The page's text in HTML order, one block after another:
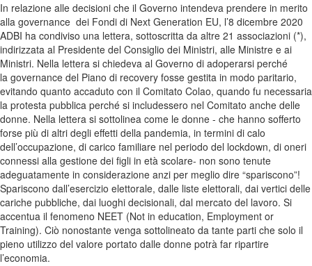
In relazione alle decisioni che il Governo intendeva prendere in merito
alla governance dei Fondi di Next Generation EU, l’8 dicembre 2020
ADBI ha condiviso una lettera, sottoscritta da altre 21 associazioni (*),
indirizzata al Presidente del Consiglio dei Ministri, alle Ministre e ai
Ministri. Nella lettera si chiedeva al Governo di adoperarsi perché
la governance del Piano di recovery fosse gestita in modo paritario,
evitando quanto accaduto con il Comitato Colao, quando fu necessaria
la protesta pubblica perché si includessero nel Comitato anche delle
donne. Nella lettera si sottolinea come le donne - che hanno sofferto
forse più di altri degli effetti della pandemia, in termini di calo
dell’occupazione, di carico familiare nel periodo del lockdown, di oneri
connessi alla gestione dei figli in età scolare- non sono tenute
adeguatamente in considerazione anzi per meglio dire “spariscono”!
Spariscono dall’esercizio elettorale, dalle liste elettorali, dai vertici delle
cariche pubbliche, dai luoghi decisionali, dal mercato del lavoro. Si
accentua il fenomeno NEET (Not in education, Employment or
Training). Ciò nonostante venga sottolineato da tante parti che solo il
pieno utilizzo del valore portato dalle donne potrà far ripartire
l’economia.